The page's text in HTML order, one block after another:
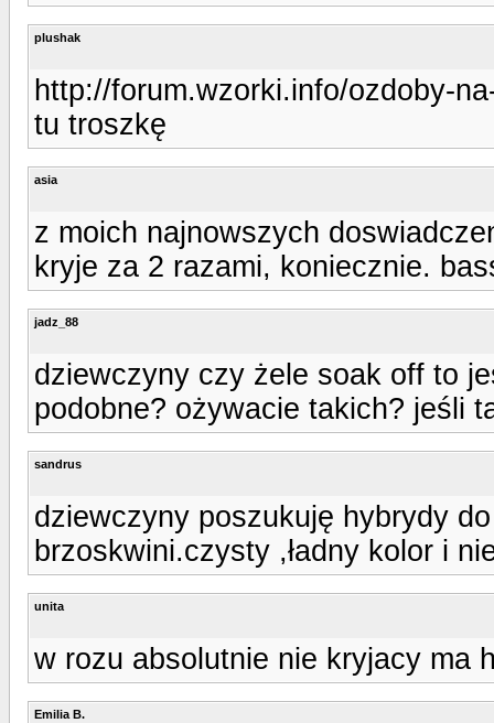
plushak
http://forum.wzorki.info/ozdoby-
tu troszkę
asia
z moich najnowszych
kryje za 2 razami, koniecznie.
jadz_88
dziewczyny czy żele soak off to
podobne? ożywacie takich? jeśli
sandrus
dziewczyny poszukuję hybrydy
brzoskwini.czysty ,ładny kolor i
unita
w rozu absolutnie nie kryjacy ma
Emilia B.